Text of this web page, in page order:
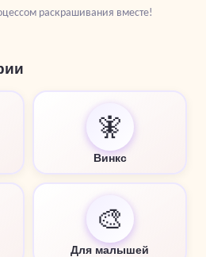
раскрашивания вместе!
🧚
Винкс
🎨
Для малышей